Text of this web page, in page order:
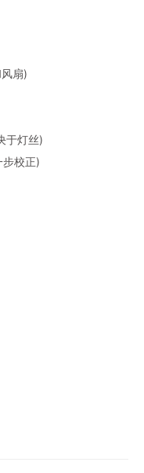
扇)
于灯丝)
校正)